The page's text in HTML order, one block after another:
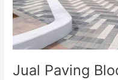
Jual Paving